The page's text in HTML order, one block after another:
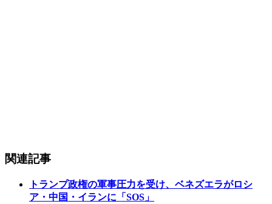
関連記事
トランプ政権の軍事圧力を受け、ベネズエラがロシ
ア・中国・イランに「SOS」